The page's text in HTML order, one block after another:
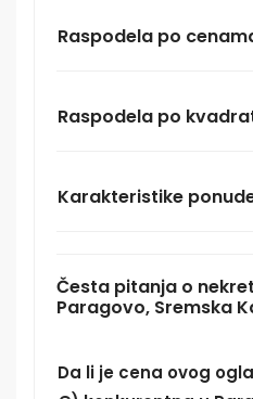
Raspodela po
Raspodela po
Karakteristike
Česta pitanja o
Paragovo, Sremska
Da li je cena ovog